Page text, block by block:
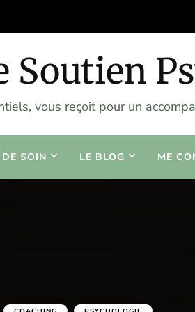
Soutien
vous reçoit pour un
SOIN LE BLOG ME